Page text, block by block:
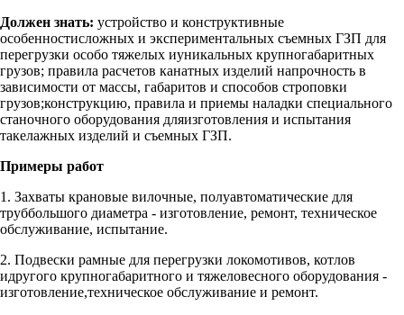
Должен знать: устройство и конструктивные
особенностисложных и экспериментальных съемных ГЗП для
перегрузки особо тяжелых иуникальных крупногабаритных
грузов; правила расчетов канатных изделий напрочность в
зависимости от массы, габаритов и способов строповки
грузов;конструкцию, правила и приемы наладки специального
станочного оборудования дляизготовления и испытания
такелажных изделий и съемных ГЗП.
Примеры работ
1. Захваты крановые вилочные, полуавтоматические для
труббольшого диаметра - изготовление, ремонт, техническое
обслуживание, испытание.
2. Подвески рамные для перегрузки локомотивов, котлов
идругого крупногабаритного и тяжеловесного оборудования -
изготовление,техническое обслуживание и ремонт.